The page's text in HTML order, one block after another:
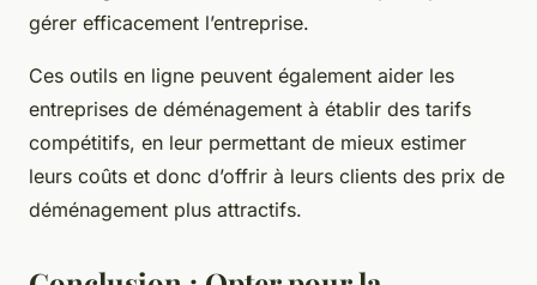
gérer efficacement l’entreprise.
Ces outils en ligne peuvent également aider les
entreprises de déménagement à établir des tarifs
compétitifs, en leur permettant de mieux estimer
leurs coûts et donc d’offrir à leurs clients des prix de
déménagement plus attractifs.